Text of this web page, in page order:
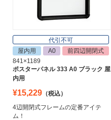
代引不可
屋内用
A0
前四辺開閉式
841×1189
ポスターパネル 333 A0 ブラック 屋
内用
¥15,229 （税込）
4辺開閉式フレームの定番アイテ
ム！